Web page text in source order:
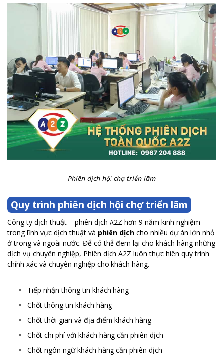
Phiên dịch hội chợ triển lãm
Quy trình phiên dịch hội chợ triển lãm
Công ty dịch thuật – phiên dịch A2Z hơn 9 năm kinh nghiệm
trong lĩnh vực dịch thuật và phiên dịch cho nhiều dự án lớn nhỏ
ở trong và ngoài nước. Để có thể đem lại cho khách hàng những
dịch vụ chuyên nghiệp, Phiên dịch A2Z luôn thực hiên quy trình
chính xác và chuyên nghiệp cho khách hàng.
Tiếp nhận thông tin khách hàng
Chốt thông tin khách hàng
Chốt thời gian và địa điểm khách hàng
Chốt chi phí với khách hàng cần phiên dịch
Chốt ngôn ngữ khách hàng cần phiên dịch